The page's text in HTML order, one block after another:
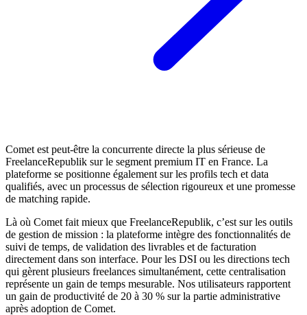
Comet est peut-être la concurrente directe la plus sérieuse de
FreelanceRepublik sur le segment premium IT en France. La
plateforme se positionne également sur les profils tech et data
qualifiés, avec un processus de sélection rigoureux et une promesse
de matching rapide.
Là où Comet fait mieux que FreelanceRepublik, c’est sur les outils
de gestion de mission : la plateforme intègre des fonctionnalités de
suivi de temps, de validation des livrables et de facturation
directement dans son interface. Pour les DSI ou les directions tech
qui gèrent plusieurs freelances simultanément, cette centralisation
représente un gain de temps mesurable. Nos utilisateurs rapportent
un gain de productivité de 20 à 30 % sur la partie administrative
après adoption de Comet.